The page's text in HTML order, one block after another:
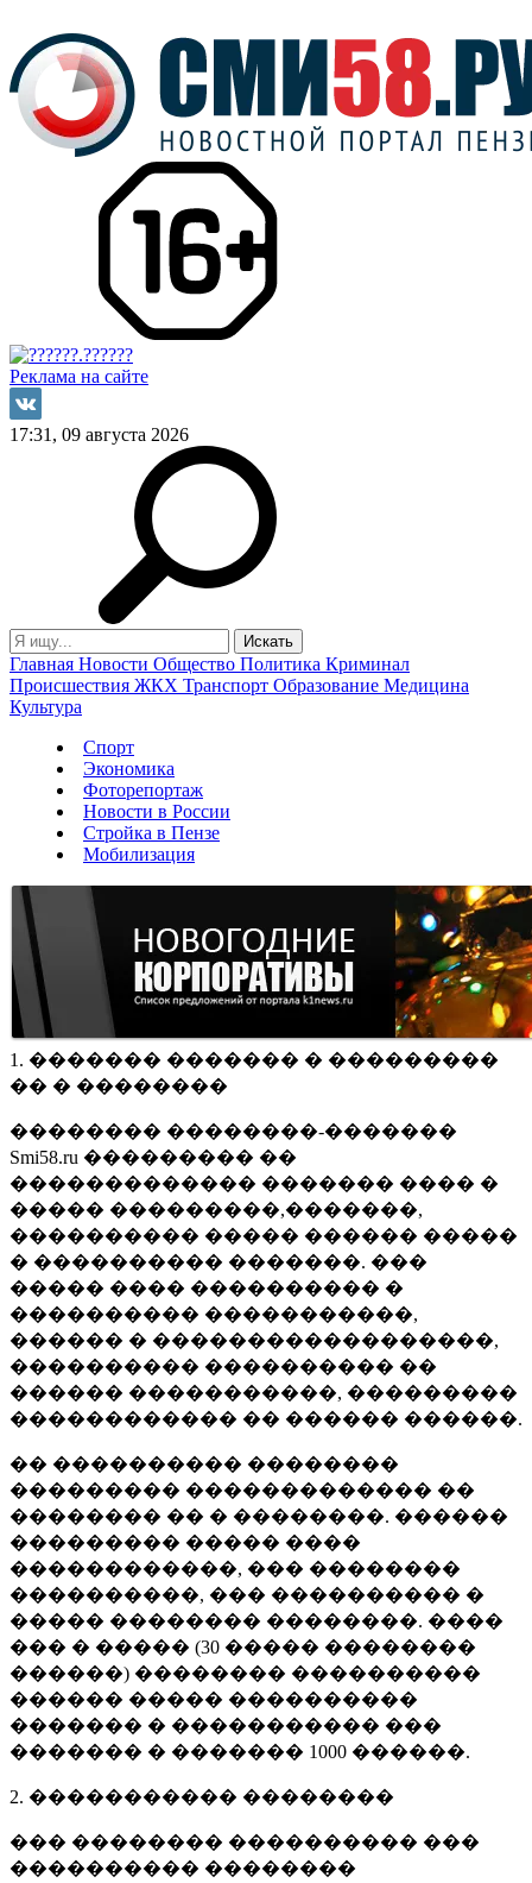
Реклама на сайте
17:31, 09 августа 2026
Главная Новости Общество Политика Криминал
Происшествия ЖКХ Транспорт Образование Медицина
Культура
Спорт
Экономика
Фоторепортаж
Новости в России
Стройка в Пензе
Мобилизация
1. ������� ������� � ���������
�� � ��������
�������� ��������-�������
Smi58.ru ��������� ��
������������� ������� ���� �
����� ���������,�������,
���������� ����� ������ �����
� ���������� �������. ���
����� ���� ���������� �
���������� �����������,
������ � ������������������,
���������� ���������� ��
������ �����������, ���������
������������ �� ������ ������.
�� ���������� ��������
��������� ������������� ��
�������� �� � ��������. ������
��������� ����� ����
������������, ��� ��������
����������, ��� ���������� �
����� �������� ��������. ����
��� � ����� (30 ����� ��������
������) �������� ����������
������ ����� ����������
������� � ����������� ���
������� � ������� 1000 ������.
2. ����������� ��������
��� �������� ���������� ���
���������� ��������